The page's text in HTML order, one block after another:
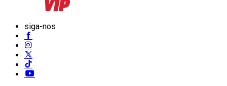
siga-nos